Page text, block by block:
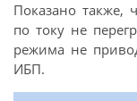
Показано также,
по току не
режима не
ИБП.